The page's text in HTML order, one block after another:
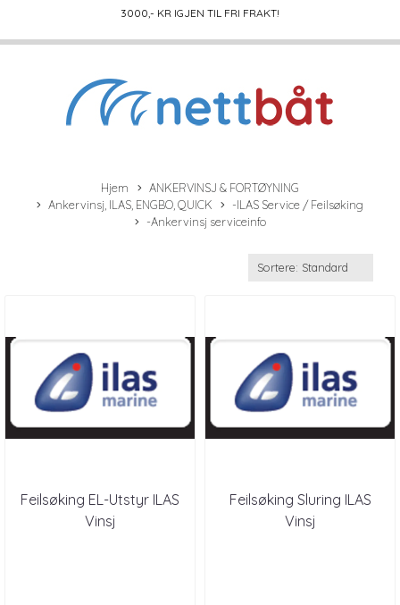
3000,- KR IGJEN TIL FRI FRAKT!
Hjem
ANKERVINSJ & FORTØYNING
Ankervinsj, ILAS, ENGBO, QUICK
-ILAS Service / Feilsøking
-Ankervinsj serviceinfo
Feilsøking EL-Utstyr ILAS
Vinsj
Feilsøking Sluring ILAS
Vinsj